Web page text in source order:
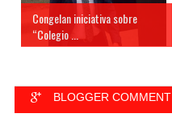
Congelan iniciativa sobre
“Colegio ...
BLOGGER COMMENT